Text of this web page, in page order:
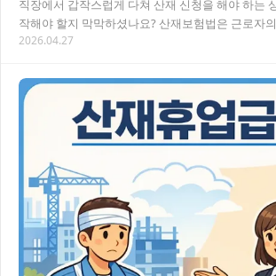
직장에서 갑작스럽게 다쳐 산재 신청을 해야 하는
작해야 할지 막막하셨나요? 산재보험법은 근로자
하는 중요한 법률이지만, 복잡한 절차와 용어들…
2026.04.27